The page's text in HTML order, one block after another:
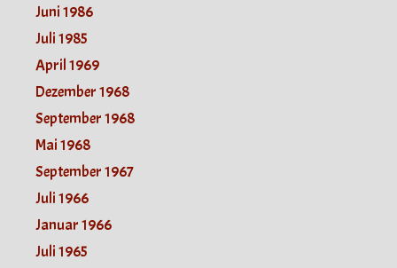
Juni 1986
Juli 1985
April 1969
Dezember 1968
September 1968
Mai 1968
September 1967
Juli 1966
Januar 1966
Juli 1965